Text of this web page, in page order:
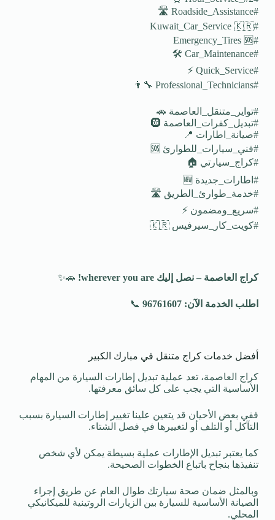
#Roadside_Assistance 🛣️
#Kuwait_Car_Service 🇰🇷
#Emergency_Tires 🆘
#Car_Maintenance 🛠️
#Quick_Service ⚡
#Professional_Technicians 👨‍🔧
#تواير_متنقل_العاصمة 🚗
#تبديل_كفرات_العاصمة 🛞
#صيانة_اطارات 📍
#فني_سيارات_للطوارئ 🆘
#كراج_سيارتي 🏠
#اطارات_جديدة 🆕
#خدمة_طوارئ_الطريق 🛣️
#سريع_ومضمون ⚡
#كويت_كار_سيرفيس 🇰🇷
كراج العاصمة – نصل إليك 🚗✨
اطلب الخدمة الآن: 96761607 📞
أفضل خدمات كراج متنقل في مبارك الكبير
كراج العاصمة، تعد عملية تبديل إطارات السيارة من المهام
الأساسية التي يجب على كل سائق معرفتها.
ففي بعض الأحيان قد يتعين علينا تغيير إطارات السيارة بسبب
التآكل أو التلف أو لتغييرها في فصل الشتاء.
كما يعتبر تبديل الإطارات عملية بسيطة يمكن لأي شخص
تنفيذها بنجاح باتباع الخطوات الصحيحة.
وبالمثل ضمان صحة سيارتك طوال العام عن طريق إجراء
الصيانة الأساسية للسيارة بين الزيارات الروتينية للميكانيكي
المحلي.